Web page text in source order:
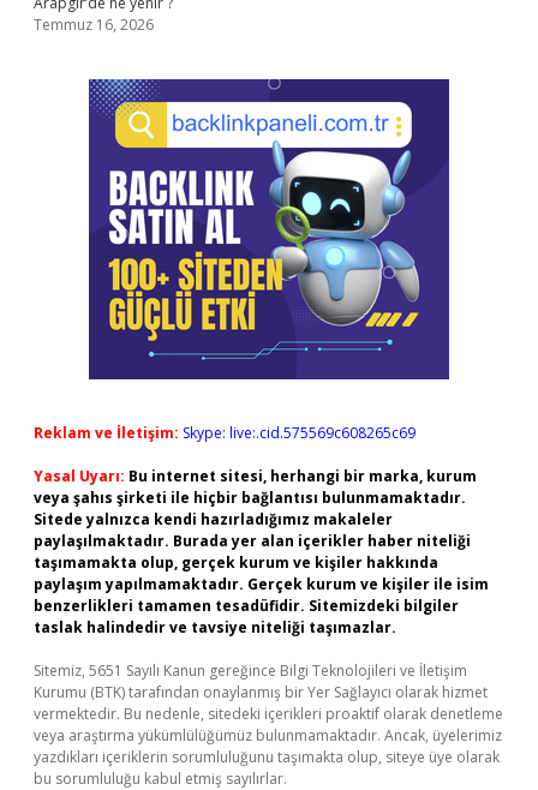
Temmuz 16, 2026
Reklam ve İletişim: Skype: live:.cid.575569c608265c69
Yasal Uyarı: Bu internet sitesi, herhangi bir marka, kurum
veya şahıs şirketi ile hiçbir bağlantısı bulunmamaktadır.
Sitede yalnızca kendi hazırladığımız makaleler
paylaşılmaktadır. Burada yer alan içerikler haber niteliği
taşımamakta olup, gerçek kurum ve kişiler hakkında
paylaşım yapılmamaktadır. Gerçek kurum ve kişiler ile isim
benzerlikleri tamamen tesadüfidir. Sitemizdeki bilgiler
taslak halindedir ve tavsiye niteliği taşımazlar.
Sitemiz, 5651 Sayılı Kanun gereğince Bilgi Teknolojileri ve İletişim
Kurumu (BTK) tarafından onaylanmış bir Yer Sağlayıcı olarak hizmet
vermektedir. Bu nedenle, sitedeki içerikleri proaktif olarak denetleme
veya araştırma yükümlülüğümüz bulunmamaktadır. Ancak, üyelerimiz
yazdıkları içeriklerin sorumluluğunu taşımakta olup, siteye üye olarak
bu sorumluluğu kabul etmiş sayılırlar.